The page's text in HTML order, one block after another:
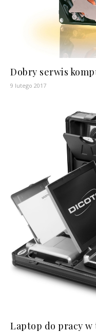
Dobry serwis
9 lutego 2017
Laptop do pracy